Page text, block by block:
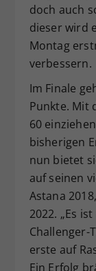
doch auch
dieser wird
Montag
verbessern.
Im Finale
Punkte. Mit
60
bisherigen
nun bietet
auf seinen
Astana
2022. „Es
Challenger-
erste auf
Ein Erfolg